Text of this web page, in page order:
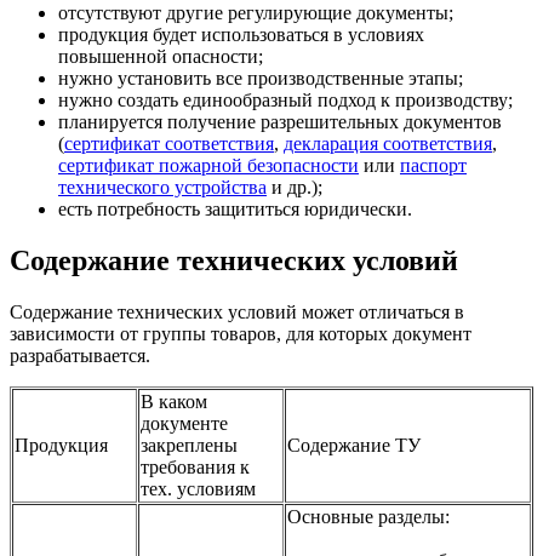
отсутствуют другие регулирующие документы;
продукция будет использоваться в условиях
повышенной опасности;
нужно установить все производственные этапы;
нужно создать единообразный подход к производству;
планируется получение разрешительных документов
(сертификат соответствия, декларация соответствия,
сертификат пожарной безопасности или паспорт
технического устройства и др.);
есть потребность защититься юридически.
Содержание технических условий
Содержание технических условий может отличаться в
зависимости от группы товаров, для которых документ
разрабатывается.
Продукция
В каком
документе
закреплены
требования к
тех. условиям
Содержание ТУ
Основные разделы: